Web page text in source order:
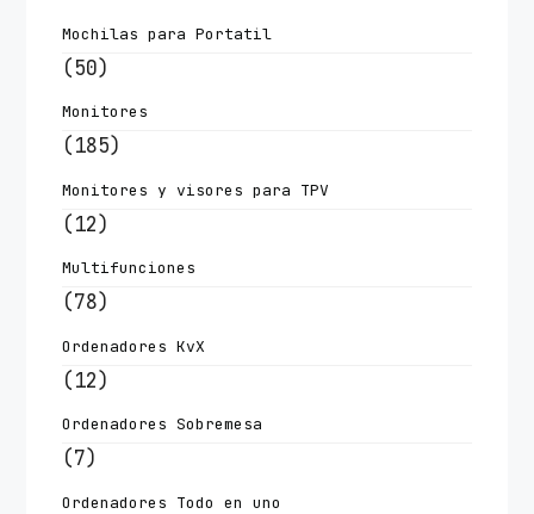
Mochilas para Portatil
(50)
Monitores
(185)
Monitores y visores para TPV
(12)
Multifunciones
(78)
Ordenadores KvX
(12)
Ordenadores Sobremesa
(7)
Ordenadores Todo en uno